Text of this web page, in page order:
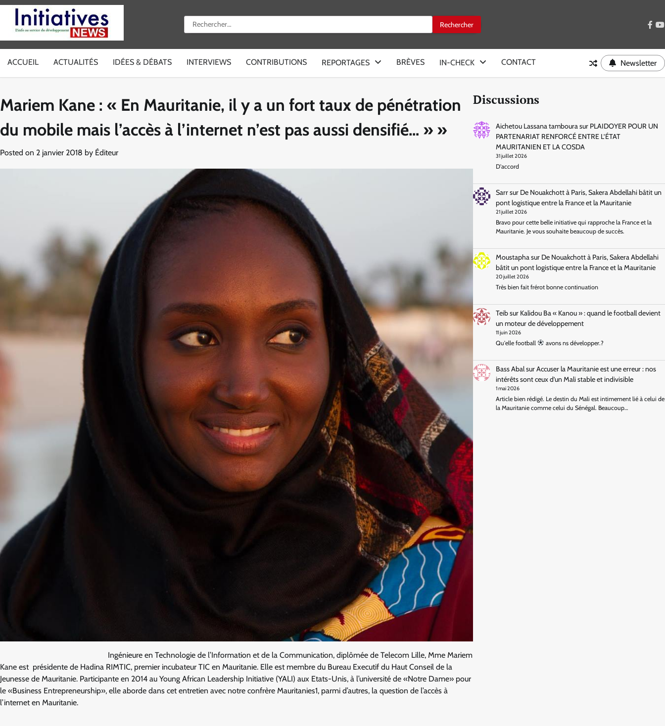
Skip
content
Rechercher :
ACCUEIL ACTUALITÉS IDÉES & DÉBATS INTERVIEWS CONTRIBUTIONS REPORTAGES BRÈVES IN-CHECK CONTACT Newsletter
Mariem Kane : « En Mauritanie, il y a un fort taux de pénétration
du mobile mais l’accès à l’internet n’est pas aussi densifié… » »
Posted on 2 janvier 2018 by Éditeur
Ingénieure en Technologie de l’Information et de la Communication, diplômée de Telecom Lille, Mme Mariem
Kane est présidente de Hadina RIMTIC, premier incubateur TIC en Mauritanie. Elle est membre du Bureau Executif du Haut Conseil de la
Jeunesse de Mauritanie. Participante en 2014 au Young African Leadership Initiative (YALI) aux Etats-Unis, à l’université de «Notre Dame» pour
le «Business Entrepreneurship», elle aborde dans cet entretien avec notre confrère Mauritanies1, parmi d’autres, la question de l’accès à
l’internet en Mauritanie.
Discussions
Aichetou Lassana tambourasur PLAIDOYER POUR UN
PARTENARIAT RENFORCÉ ENTRE L’ÉTAT
MAURITANIEN ET LA COSDA
31 juillet 2026
D'accord
Sarrsur De Nouakchott à Paris, Sakera Abdellahi bâtit un
pont logistique entre la France et la Mauritanie
21 juillet 2026
Bravo pour cette belle initiative qui rapproche la France et la
Mauritanie. Je vous souhaite beaucoup de succès.
Moustaphasur De Nouakchott à Paris, Sakera Abdellahi
bâtit un pont logistique entre la France et la Mauritanie
20 juillet 2026
Très bien fait frérot bonne continuation
Teibsur Kalidou Ba « Kanou » : quand le football devient
un moteur de développement
11 juin 2026
Qu'elle football avons ns développer.?
Bass AbalsurAccuser la Mauritanie est une erreur : nos
intérêts sont ceux d’un Mali stable et indivisible
1 mai 2026
Article bien rédigé. Le destin du Mali est intimement lié à celui de
la Mauritanie comme celui du Sénégal. Beaucoup…